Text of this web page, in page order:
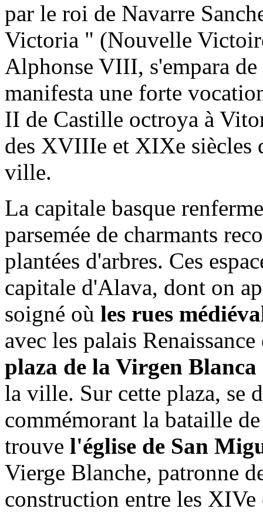
par le roi de Navarre
Victoria " (Nouvelle
Alphonse VIII, s'empara
manifesta une forte
II de Castille octroya à
des XVIIIe et XIXe siècles
ville.
La capitale basque
parsemée de charmants
plantées d'arbres. Ces
capitale d'Alava, dont on
soigné où les rues
avec les palais
plaza de la Virgen Blanca
la ville. Sur cette plaza, se
commémorant la bataille
trouve l'église de San
Vierge Blanche, patronne
construction entre les